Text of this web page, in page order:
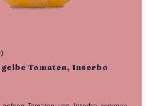
Tomaten, Inserbo